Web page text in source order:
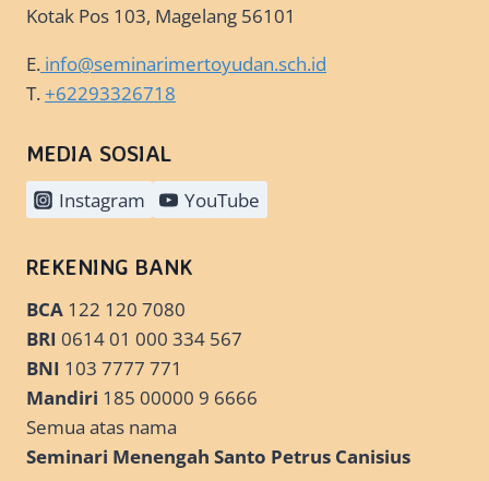
Kotak Pos 103, Magelang 56101
E. info@seminarimertoyudan.sch.id
T.+62293326718
MEDIA SOSIAL
Instagram YouTube
REKENING BANK
BCA 122 120 7080
BRI 0614 01 000 334 567
BNI 103 7777 771
Mandiri 185 00000 9 6666
Semua atas nama
Seminari Menengah Santo Petrus Canisius